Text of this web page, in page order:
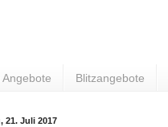
Blitzangebote
21. Juli 2017